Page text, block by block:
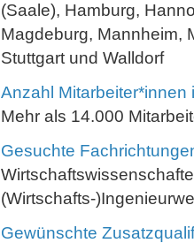
(Saale), Hamburg,
Magdeburg, Mannheim,
Stuttgart und Walldorf
Anzahl Mitarbeiter*innen
Mehr als 14.000
Gesuchte
(Wirtschafts-
Gewünschte